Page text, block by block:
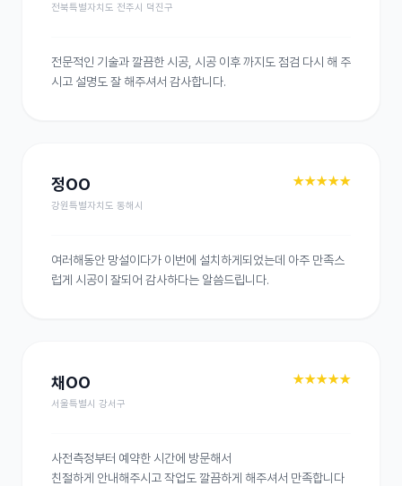
전북특별자치도 전주시 덕진구
전문적인 기술과 깔끔한 시공, 시공 이후 까지도 점검 다시 해 주
시고 설명도 잘 해주셔서 감사합니다.
정OO
강원특별자치도 동해시
★★★★★
여러해동안 망설이다가 이번에 설치하게되었는데 아주 만족스
럽게 시공이 잘되어 감사하다는 알씀드립니다.
채OO
서울특별시 강서구
★★★★★
사전측정부터 예약한 시간에 방문해서
친절하게 안내해주시고 작업도 깔끔하게 해주셔서 만족합니다